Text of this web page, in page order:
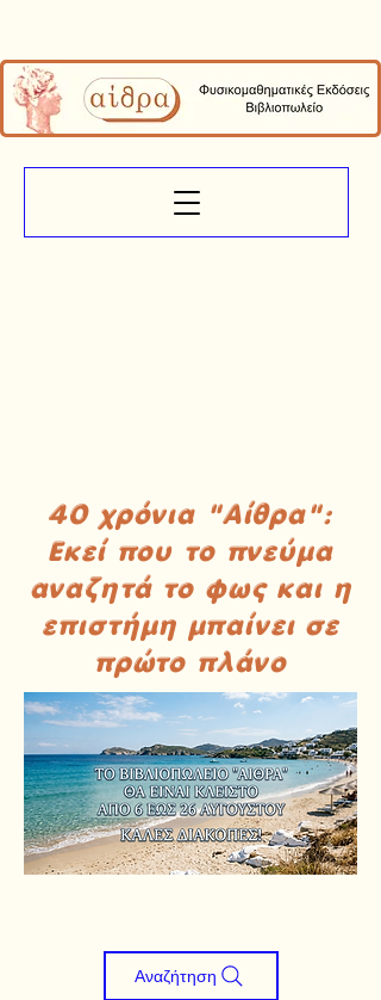
40 χρόνια "Αίθρα":
Εκεί που το πνεύμα
αναζητά το φως και η
επιστήμη μπαίνει σε
πρώτο πλάνο
Αναζήτηση